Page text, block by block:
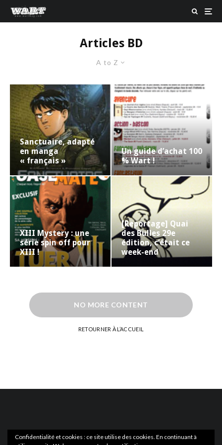
Articles BD
A to Z
Sanctuaire, adapté
en manga
« français »
Un guide d’achat 100
% Wart !
XIII Mystery : une
série spin off pour
XIII !
[Reportage] Quai
des Bulles 29e
édition, c’était ce
week-end
NO MORE CONTENT
RETOURNER À L’ACCUEIL
Confidentialité et cookies : ce site utilise des cookies. En continuant à